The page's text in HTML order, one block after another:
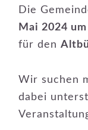
Die
Mai 2024
für den
Wir suchen
dabei